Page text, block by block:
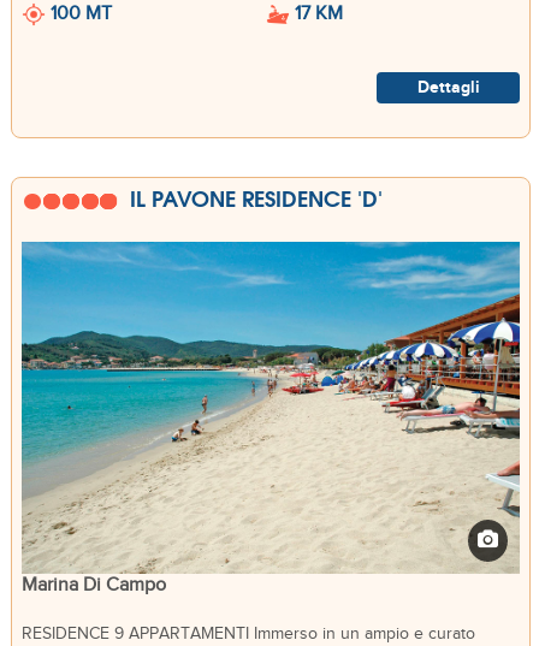
100 MT
17 KM
Dettagli
IL PAVONE RESIDENCE 'D'
Marina Di Campo
RESIDENCE 9 APPARTAMENTI Immerso in un ampio e curato